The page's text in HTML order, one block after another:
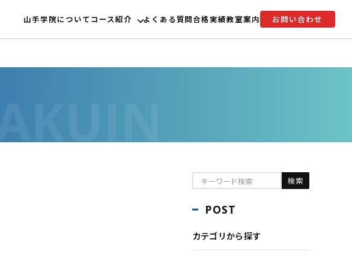
山手学院についてコース紹介 よくある質問合格実績教室案内 お問い合わせ
POST
カテゴリから探す